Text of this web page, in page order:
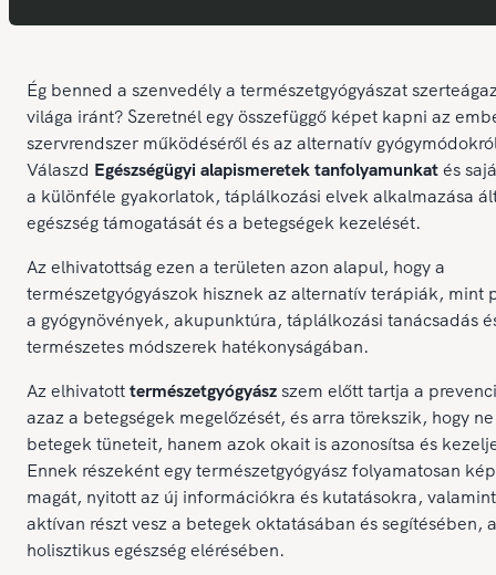
Ég benned a szenvedély a természetgyógyászat
világa iránt? Szeretnél egy összefüggő képet kapni az
szervrendszer működéséről és az alternatív
Válaszd Egészségügyi alapismeretek tanfolyamunkatés
a különféle gyakorlatok, táplálkozási elvek alkalmazása
egészség támogatását és a betegségek kezelését.
Az elhivatottság ezen a területen azon alapul, hogy a
természetgyógyászok hisznek az alternatív terápiák, mint
a gyógynövények, akupunktúra, táplálkozási tanácsadás
természetes módszerek hatékonyságában.
Az elhivatotttermészetgyógyászszem előtt tartja a
azaz a betegségek megelőzését, és arra törekszik, hogy
betegek tüneteit, hanem azok okait is azonosítsa és
Ennek részeként egy természetgyógyász folyamatosan
magát, nyitott az új információkra és kutatásokra, valamint
aktívan részt vesz a betegek oktatásában és segítésében, a
holisztikus egészség elérésében.